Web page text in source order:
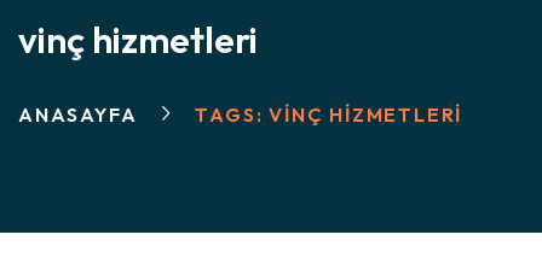
vinç hizmetleri
ANASAYFA TAGS: VINÇ HIZMETLERI